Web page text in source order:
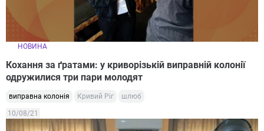
НОВИНА
Кохання за ґратами: у криворізькій виправній колонії
одружилися три пари молодят
виправна колонія Кривий Ріг шлюб
10/08/21